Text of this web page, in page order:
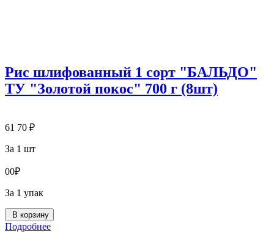
Рис шлифованный 1 сорт "БАЛЬДО"
ТУ "Золотой покос" 700 г (8шт)
61 70 ₽
За 1 шт
00₽
За 1 упак
В корзину
Подробнее